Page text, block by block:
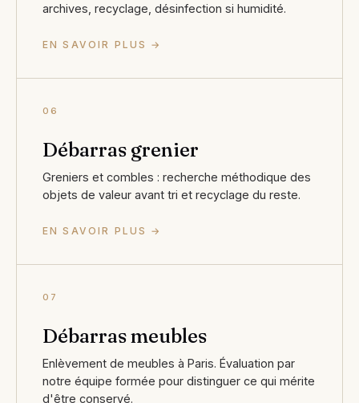
archives, recyclage, désinfection si humidité.
EN SAVOIR PLUS →
06
Débarras grenier
Greniers et combles : recherche méthodique des
objets de valeur avant tri et recyclage du reste.
EN SAVOIR PLUS →
07
Débarras meubles
Enlèvement de meubles à Paris. Évaluation par
notre équipe formée pour distinguer ce qui mérite
d'être conservé.